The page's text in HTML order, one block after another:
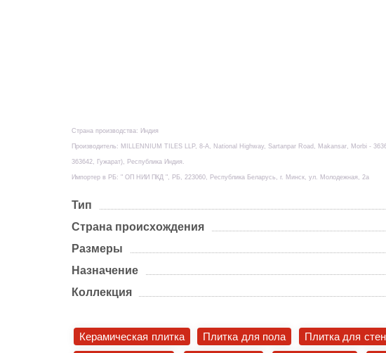
Страна производства: Индия
Производитель: MILLENNIUM TILES LLP, 8-А, National Highway, Sartanpar Road, Makansar, Morbi
363642, Гужарат), Республика Индия.
Импортер в РБ: " ОП НИИ ПКД ", РБ, 223060, Республика Беларусь, г. Минск, ул. Молодежная, 2а
Тип
Страна происхождения
Размеры
Назначение
Коллекция
Керамическая плитка Плитка для пола Плитка для стен